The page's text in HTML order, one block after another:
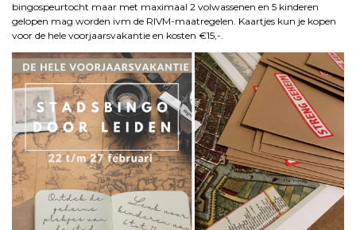
bingospeurtocht maar met maximaal 2 volwassenen en 5 kinderen
gelopen mag worden ivm de RIVM-maatregelen. Kaartjes kun je kopen
voor de hele voorjaarsvakantie en kosten €15,-.